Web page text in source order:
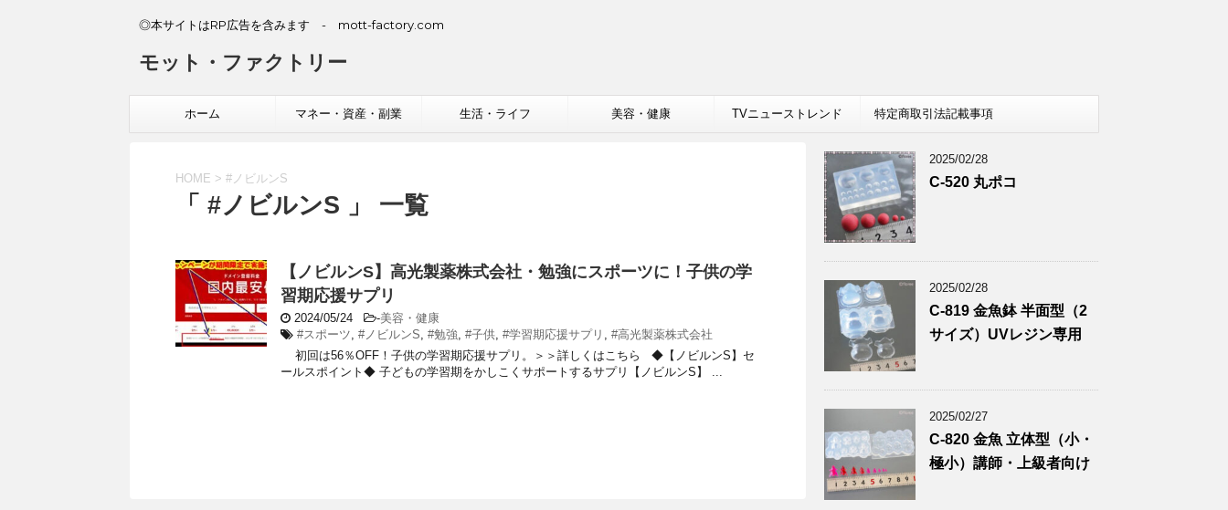
◎本サイトはRP広告を含みます - mott-factory.com
モット・ファクトリー
ホーム マネー・資産・副業 生活・ライフ 美容・健康 TVニューストレンド 特定商取引法記載事項
HOME > #ノビルンS
「 #ノビルンS 」 一覧
【ノビルンS】高光製薬株式会社・勉強にスポーツに！子供の学
習期応援サプリ
2024/05/24 -美容・健康
#スポーツ, #ノビルンS, #勉強, #子供, #学習期応援サプリ , #高光製薬株式会社
初回は56％OFF！子供の学習期応援サプリ。＞＞詳しくはこちら ◆【ノビルンS】セ
ールスポイント◆ 子どもの学習期をかしこくサポートするサプリ【ノビルンS】 ...
2025/02/28
C-520 丸ポコ
2025/02/28
C-819 金魚鉢 半面型（2
サイズ）UVレジン専用
2025/02/27
C-820 金魚 立体型（小・
極小）講師・上級者向け